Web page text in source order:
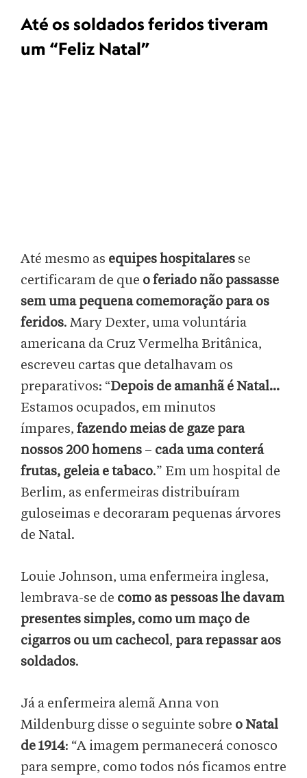
Até os soldados feridos tiveram
um “Feliz Natal”
Até mesmo as equipes hospitalares se
certificaram de que o feriado não passasse
sem uma pequena comemoração para os
feridos. Mary Dexter, uma voluntária
americana da Cruz Vermelha Britânica,
escreveu cartas que detalhavam os
preparativos: “Depois de amanhã é Natal...
Estamos ocupados, em minutos
ímpares, fazendo meias de gaze para
nossos 200 homens – cada uma conterá
frutas, geleia e tabaco.” Em um hospital de
Berlim, as enfermeiras distribuíram
guloseimas e decoraram pequenas árvores
de Natal.
Louie Johnson, uma enfermeira inglesa,
lembrava-se de como as pessoas lhe davam
presentes simples, como um maço de
cigarros ou um cachecol, para repassar aos
soldados.
Já a enfermeira alemã Anna von
Mildenburg disse o seguinte sobre o Natal
de 1914: “A imagem permanecerá conosco
para sempre, como todos nós ficamos entre